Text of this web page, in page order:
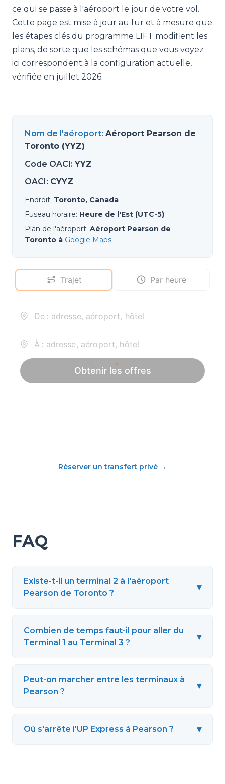
ce qui se passe à l'aéroport le jour de votre vol.
Cette page est mise à jour au fur et à mesure que
les étapes clés du programme LIFT modifient les
plans, de sorte que les schémas que vous voyez
ici correspondent à la configuration actuelle,
vérifiée en juillet 2026.
Nom de l'aéroport: Aéroport Pearson de
Toronto (YYZ)
Code OACI: YYZ
OACI: CYYZ
Endroit: Toronto, Canada
Fuseau horaire: Heure de l'Est (UTC-5)
Plan de l'aéroport: Aéroport Pearson de
Toronto à Google Maps
Réserver un transfert privé →
FAQ
Existe-t-il un terminal 2 à l'aéroport
Pearson de Toronto ?
▾
Combien de temps faut-il pour aller du
Terminal 1 au Terminal 3 ?
▾
Peut-on marcher entre les terminaux à
Pearson ?
▾
Où s'arrête l'UP Express à Pearson ? ▾